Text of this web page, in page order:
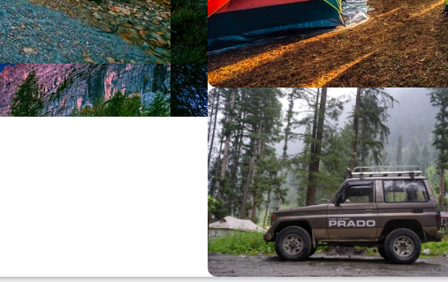
Büyük Yaz İndirimi
0
Günler
00
Hr
00
Min
00
SSK
Alışverişe Başla